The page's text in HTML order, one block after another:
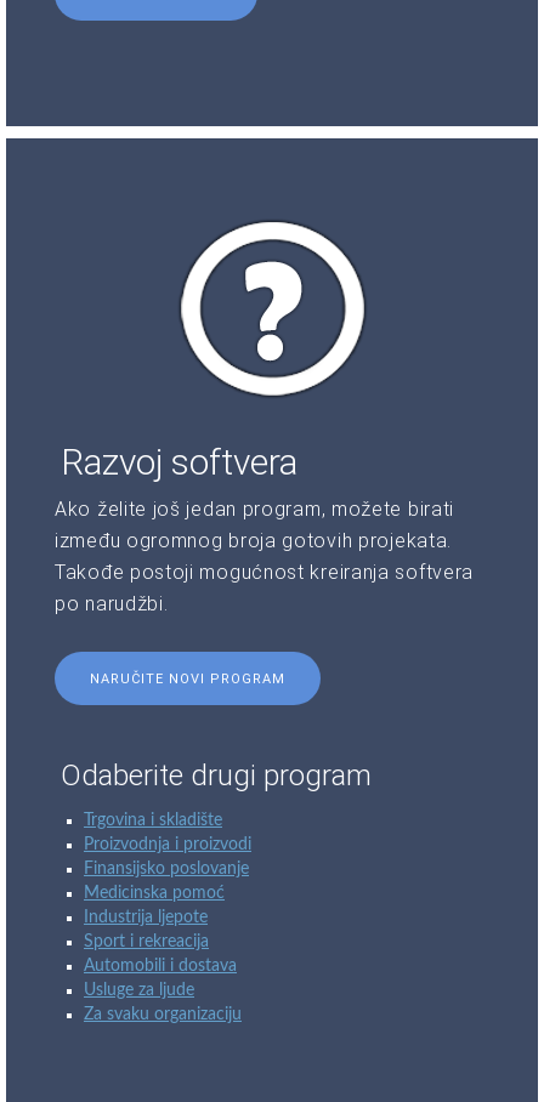
Razvoj softvera
Ako želite još jedan program, možete birati
između ogromnog broja gotovih projekata.
Takođe postoji mogućnost kreiranja softvera
po narudžbi.
NARUČITE NOVI PROGRAM
Odaberite drugi program
Trgovina i skladište
Proizvodnja i proizvodi
Finansijsko poslovanje
Medicinska pomoć
Industrija ljepote
Sport i rekreacija
Automobili i dostava
Usluge za ljude
Za svaku organizaciju